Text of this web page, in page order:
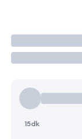
İşlem Yap
15dk